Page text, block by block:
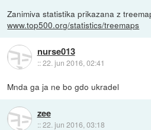
Zanimiva statistika prikazana z
www.top500.org/statistics/treemaps
nurse013
::22. jun 2016, 02:41
Mnda ga ja ne bo gdo ukradel
zee
::22. jun 2016, 03:18